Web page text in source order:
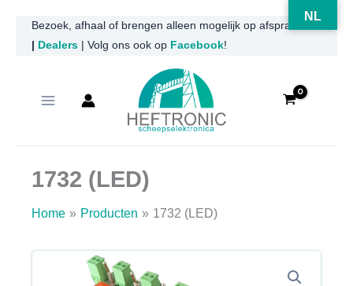
naar
inhoud
Bezoek, afhaal of brengen alleen mogelijk op afspraak
Dealers | Volg ons ook op Facebook!
1732 (LED)
Home Producten 1732 (LED)
NL